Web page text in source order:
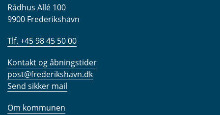
Rådhus Allé 100
9900 Frederikshavn
Tlf. +45 98 45 50 00
Kontakt og åbningstider
post@frederikshavn.dk
Send sikker mail
Om kommunen